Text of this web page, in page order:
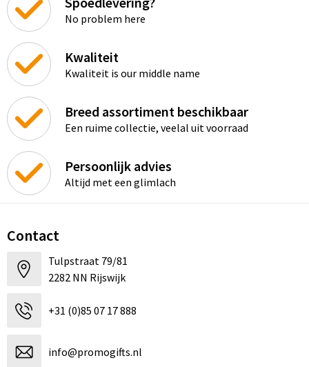
No problem here
Kwaliteit
Kwaliteit is our middle name
Breed assortiment beschikbaar
Een ruime collectie, veelal uit voorraad
Persoonlijk advies
Altijd met een glimlach
Contact
Tulpstraat 79/81
2282 NN Rijswijk
+31 (0)85 07 17 888
info@promogifts.nl